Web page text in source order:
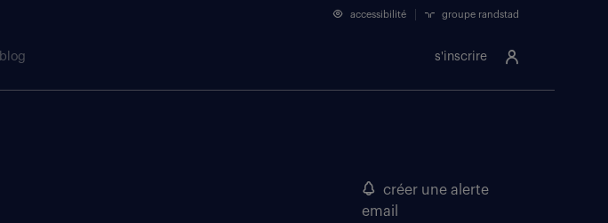
s'inscrire
accessibilité groupe randstad
blog
créer une alerte
email